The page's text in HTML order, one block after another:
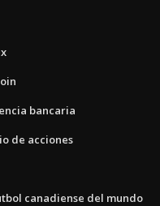
bancaria
de acciones
canadiense del mundo